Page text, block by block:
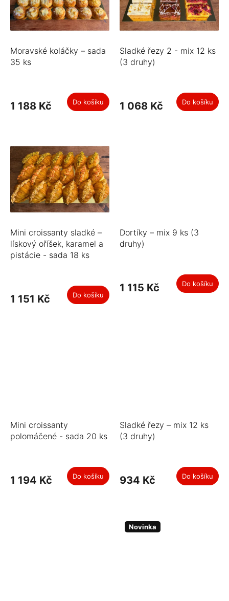
u
k
t
p
r
o
u
k
Moravské koláčky – sada
35 ks
1 188 Kč Do košíku
Sladké řezy 2 - mix 12 ks
(3 druhy)
1 068 Kč Do košíku
Mini croissanty sladké –
lískový oříšek, karamel a
pistácie - sada 18 ks
1 151 Kč Do košíku
Dortíky – mix 9 ks (3
druhy)
1 115 Kč Do košíku
Mini croissanty
polomáčené - sada 20 ks
1 194 Kč Do košíku
Sladké řezy – mix 12 ks
(3 druhy)
934 Kč Do košíku
Novinka